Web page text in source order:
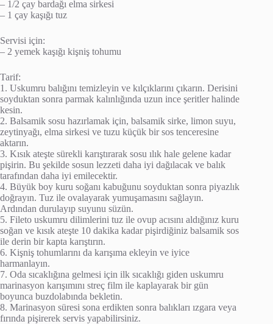
– 1/2 çay bardağı elma sirkesi
– 1 çay kaşığı tuz
Servisi için:
– 2 yemek kaşığı kişniş tohumu
Tarif:
1. Uskumru balığını temizleyin ve kılçıklarını çıkarın. Derisini
soyduktan sonra parmak kalınlığında uzun ince şeritler halinde
kesin.
2. Balsamik sosu hazırlamak için, balsamik sirke, limon suyu,
zeytinyağı, elma sirkesi ve tuzu küçük bir sos tenceresine
aktarın.
3. Kısık ateşte sürekli karıştırarak sosu ılık hale gelene kadar
pişirin. Bu şekilde sosun lezzeti daha iyi dağılacak ve balık
tarafından daha iyi emilecektir.
4. Büyük boy kuru soğanı kabuğunu soyduktan sonra piyazlık
doğrayın. Tuz ile ovalayarak yumuşamasını sağlayın.
Ardından durulayıp suyunu süzün.
5. Fileto uskumru dilimlerini tuz ile ovup acısını aldığınız kuru
soğan ve kısık ateşte 10 dakika kadar pişirdiğiniz balsamik sos
ile derin bir kapta karıştırın.
6. Kişniş tohumlarını da karışıma ekleyin ve iyice
harmanlayın.
7. Oda sıcaklığına gelmesi için ilk sıcaklığı giden uskumru
marinasyon karışımını streç film ile kaplayarak bir gün
boyunca buzdolabında bekletin.
8. Marinasyon süresi sona erdikten sonra balıkları ızgara veya
fırında pişirerek servis yapabilirsiniz.